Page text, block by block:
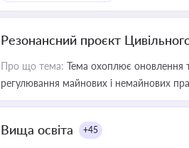
Резонансний проєкт
Про що тема: Тема охоплює оновлення
регулювання майнових і немайнових
Вища освіта +45